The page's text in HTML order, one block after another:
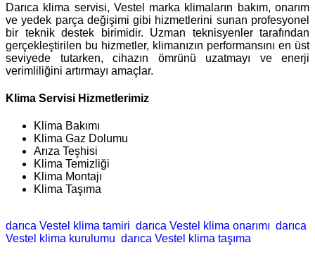
Darıca klima servisi, Vestel marka klimaların bakım, onarım
ve yedek parça değişimi gibi hizmetlerini sunan profesyonel
bir teknik destek birimidir. Uzman teknisyenler tarafından
gerçekleştirilen bu hizmetler, klimanızın performansını en üst
seviyede tutarken, cihazın ömrünü uzatmayı ve enerji
verimliliğini artırmayı amaçlar.
Klima Servisi Hizmetlerimiz
Klima Bakımı
Klima Gaz Dolumu
Arıza Teşhisi
Klima Temizliği
Klima Montajı
Klima Taşıma
darıca Vestel klima tamiri darıca Vestel klima onarımı darıca
Vestel klima kurulumu darıca Vestel klima taşıma